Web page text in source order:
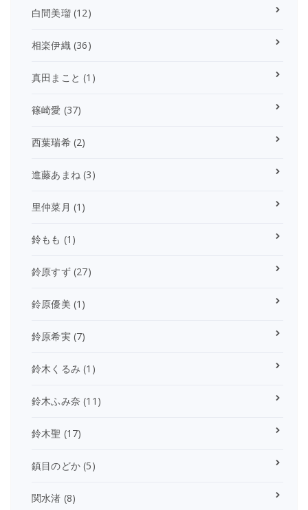
白間美瑠(12)
相楽伊織(36)
真田まこと (1)
篠崎愛 (37)
西葉瑞希(2)
進藤あまね (3)
里仲菜月 (1)
鈴もも (1)
鈴原すず(27)
鈴原優美 (1)
鈴原希実(7)
鈴木くるみ (1)
鈴木ふみ奈 (11)
鈴木聖 (17)
鎮目のどか (5)
関水渚 (8)